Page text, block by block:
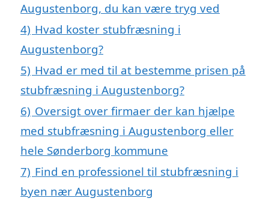
Augustenborg, du kan være tryg ved
4) Hvad koster stubfræsning i
Augustenborg?
5) Hvad er med til at bestemme prisen på
stubfræsning i Augustenborg?
6) Oversigt over firmaer der kan hjælpe
med stubfræsning i Augustenborg eller
hele Sønderborg kommune
7) Find en professionel til stubfræsning i
byen nær Augustenborg